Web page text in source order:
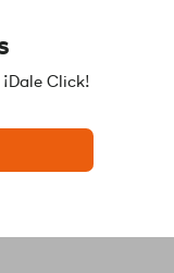
Click!